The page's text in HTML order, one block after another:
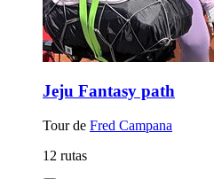
Jeju Fantasy path
Tour de Fred Campana
12 rutas